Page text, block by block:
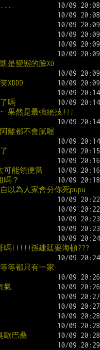
...
是變態的臉XD
嗎
果然是最強絕技!!!
離都不會膩喔
可能領便當
嗎？
以為人家會分你死pupu
嗎!!!!!孫建廷要海頓???
等都只有一家
氣
歐巴桑